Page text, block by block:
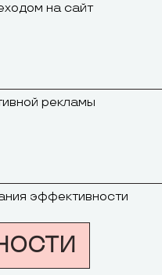
на сайт
рекламы
эффективности